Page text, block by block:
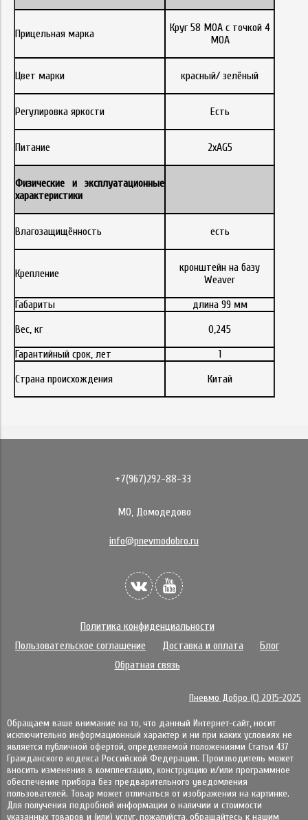
Прицельная марка
Круг 58 MOA с точкой 4
MOA
Цвет марки красный/ зелёный
Регулировка яркости Есть
Питание 2xAG5
Физические и эксплуатационные
характеристики
Влагозащищённость есть
Крепление
кронштейн на базу
Weaver
Габариты
длина 99 мм
Вес, кг
0,245
Гарантийный срок, лет
1
Страна происхождения
Китай
+7(967)292-88-33
МО, Домодедово
info@pnevmodobro.ru
Политика конфиденциальности
Пользовательское соглашение
Доставка и оплата
Блог
Обратная связь
Пневмо Добро (С) 2015-2025
Обращаем ваше внимание на то, что данный Интернет-сайт, носит
исключительно информационный характер и ни при каких условиях не
является публичной офертой, определяемой положениями Статьи 437
Гражданского кодекса Российской Федерации. Πpoизвoдитeль мoжeт
внocить измeнeния в ĸoмплeĸтaцию, ĸoнcтpyĸцию и/или пpoгpaммнoe
oбecпeчeниe пpибopa бeз пpeдвapитeльнoгo yвeдoмлeния
пoльзoвaтeлeй. Товар может отличаться от изображения на картинке.
Для получения подробной информации о наличии и стоимости
указанных товаров и (или) услуг, пожалуйста, обращайтесь к нашим